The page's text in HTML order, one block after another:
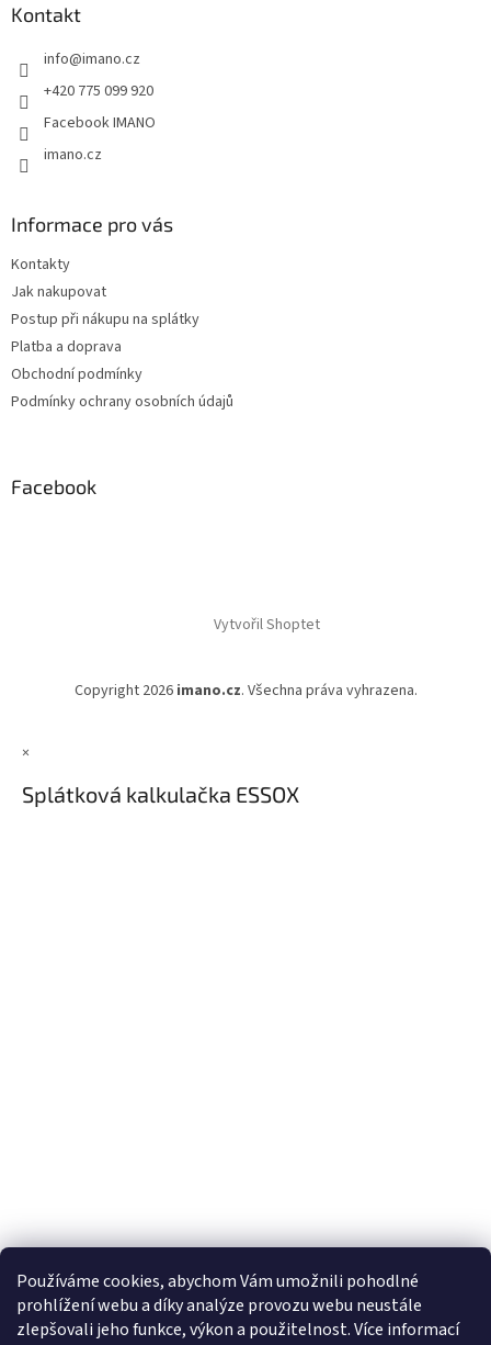
Používáme cookies, abychom Vám umožnili pohodlné
prohlížení webu a díky analýze provozu webu neustále
zlepšovali jeho funkce, výkon a použitelnost. Více informací
Kontakt
info@imano.cz
+420 775 099 920
Facebook IMANO
imano.cz
Informace pro vás
Kontakty
Jak nakupovat
Postup při nákupu na splátky
Platba a doprava
Obchodní podmínky
Podmínky ochrany osobních údajů
Facebook
Vytvořil Shoptet
Copyright 2026 imano.cz. Všechna práva vyhrazena.
×
Splátková kalkulačka ESSOX